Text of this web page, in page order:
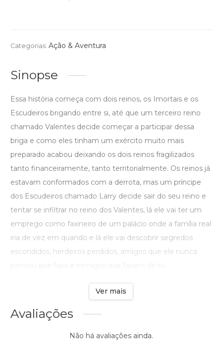
Categorias: Ação & Aventura
Sinopse
Essa história começa com dois reinos, os Imortais e os
Escudeiros brigando entre si, até que um terceiro reino
chamado Valentes decide começar a participar dessa
briga e como eles tinham um exército muito mais
preparado acabou deixando os dois reinos fragilizados
tanto financeiramente, tanto territorialmente. Os reinos já
estavam conformados com a derrota, mas um príncipe
dos Escudeiros chamado Larry decide sair do seu reino e
tentar se infiltrar no reino dos Valentes, lá ele vai ter um
emprego como faxineiro de um palácio onde a família real
iria de vez em quando e lá ele vai descobrir segredos
escondidos, herdeiros perdidos, amigos que ele nunca
Ver mais
Avaliações
Não há avaliações ainda.